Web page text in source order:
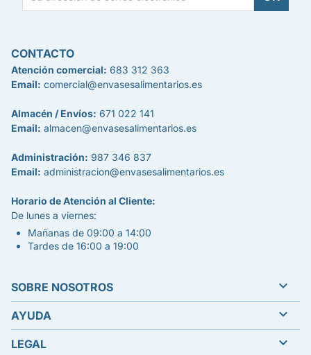
CONTACTO
Atención comercial: 683 312 363
Email: comercial@envasesalimentarios.es
Almacén / Envíos: 671 022 141
Email: almacen@envasesalimentarios.es
Administración: 987 346 837
Email: administracion@envasesalimentarios.es
Horario de Atención al Cliente:
De lunes a viernes:
Mañanas de 09:00 a 14:00
Tardes de 16:00 a 19:00
SOBRE NOSOTROS 
AYUDA 
LEGAL 